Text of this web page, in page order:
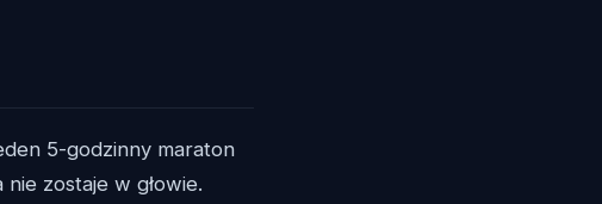
5-godzinny maraton
zostaje w głowie.